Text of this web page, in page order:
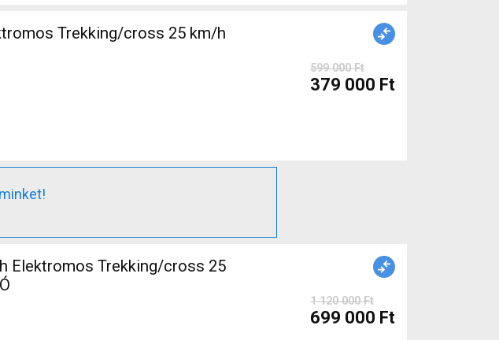
Trekking/cross 25 km/h
599 000 Ft
379 000 Ft
Elektromos Trekking/cross 25
1 120 000 Ft
699 000 Ft